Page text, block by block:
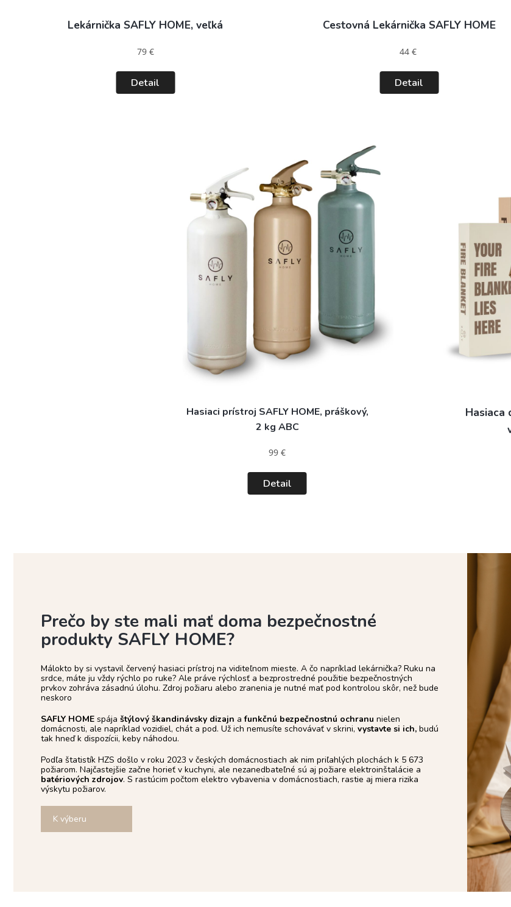
Lekárnička SAFLY HOME, veľká
79 €
Detail
Cestovná Lekárnička SAFLY HOME
44 €
Detail
Hasiaci prístroj SAFLY HOME, práškový,
2 kg ABC
99 €
Detail
Hasiaca
Prečo by ste mali mať doma bezpečnostné
produkty SAFLY HOME?
Málokto by si vystavil červený hasiaci prístroj na viditeľnom mieste. A čo napríklad lekárnička? Ruku na
srdce, máte ju vždy rýchlo po ruke? Ale práve rýchlosť a bezprostredné použitie bezpečnostných
prvkov zohráva zásadnú úlohu. Zdroj požiaru alebo zranenia je nutné mať pod kontrolou skôr, než bude
neskoro
SAFLY HOME spája štýlový škandinávsky dizajn afunkčnú bezpečnostnú ochranu nielen
domácnosti, ale napríklad vozidiel, chát a pod. Už ich nemusíte schovávať v skrini, vystavte si ich, budú
tak hneď k dispozícii, keby náhodou.
Podľa štatistík HZS došlo v roku 2023 v českých domácnostiach ak nim priľahlých plochách k 5 673
požiarom. Najčastejšie začne horieť v kuchyni, ale nezanedbateľné sú aj požiare elektroinštalácie a
batériových zdrojov. S rastúcim počtom elektro vybavenia v domácnostiach, rastie aj miera rizika
výskytu požiarov.
K výberu